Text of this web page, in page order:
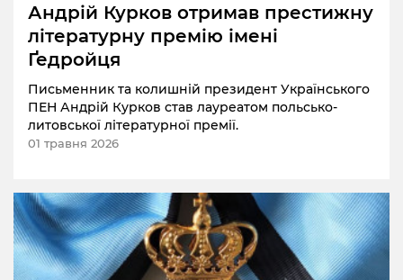
Андрій Курков отримав престижну
літературну премію імені
Ґедройця
Письменник та колишній президент Українського
ПЕН Андрій Курков став лауреатом польсько-
литовської літературної премії.
01 травня 2026